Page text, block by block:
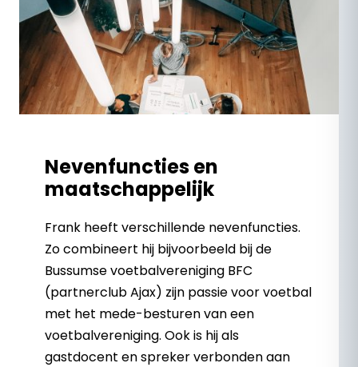
Nevenfuncties en
maatschappelijk
Frank heeft verschillende nevenfuncties.
Zo combineert hij bijvoorbeeld bij de
Bussumse voetbalvereniging BFC
(partnerclub Ajax) zijn passie voor voetbal
met het mede-besturen van een
voetbalvereniging. Ook is hij als
gastdocent en spreker verbonden aan